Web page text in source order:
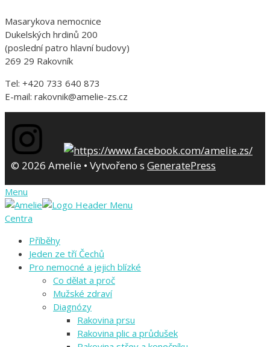
Masarykova nemocnice
Dukelských hrdinů 200
(poslední patro hlavní budovy)
269 29 Rakovník
Tel: +420 733 640 873
E-mail: rakovnik@amelie-zs.cz
© 2026 Amelie • Vytvořeno s GeneratePress
Menu
Centra
Příběhy
Jeden ze tří Čechů
Pro nemocné a jejich blízké
Co dělat a proč
Mužské zdraví
Diagnózy
Rakovina prsu
Rakovina plic a průdušek